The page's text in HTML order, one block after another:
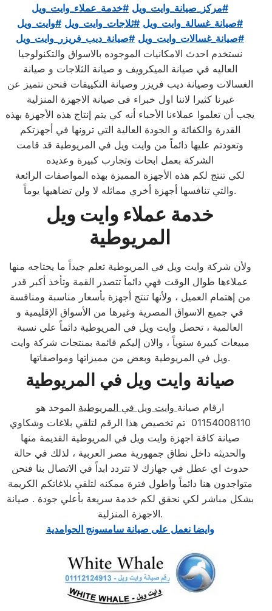
#مركز_صيانة_وايت_ويل #خدمة_عملاء_وايت_ويل
#صيانة_غسالة_وايت_ويل #ثلاجات_وايت_ويل #وايت_ويل
#صيانة_غسالات_وايت_ويل #صيانة_ديب_فريزر_وايت_ويل
نستخدم احدث الامكانيات الموجوده بالاسواق والتكنولوجيا
العاليه في صيانة الميكرويف و صيانة الثلاجات و صيانة
الغسالات وصيانة ديب فريزر وصيانة التكييفات فنحن نتميز عن
غيرنا كثيرا لاننا اول خبراء فى صيانة الاجهزة المنزلية
يجب أن تعلموا عملاءنا الأحباء أنه كي يتم إنتاج هذه الأجهزة بهذه
القدرة والكفائة و الجودة العالية التي ترونها في أجهزتكم
وتعودتم عليها دائماً من وايت ويل في المريوطية قد قامت
الشركة بعمل ابحاث وتجارب كبيرة وعديده
لكي تنتج لكم هذه الأجهزة المميزة بهذه المواصفات الرائعة
والتي تنافسها أجهزة أخري مماثله لا ولن تضاهيها يوماً.
خدمة عملاء وايت ويل
المريوطية
ولأن شركة وايت ويل في المريوطية تعلم جيداً ما يحتاجه منها
عملاءها طوال الوقت فهي دائماً تتصدر القمة وتأخذ أكبر قدر
من إهتمام العميل ، ولأنها تنتج أجهزة بأسعار مناسبة ومنافسة
في جميع الاسواق المصرية وغيرها من الأسواق الإقليمية و
العالمية ، تحصل وايت ويل في المريوطية دائماً علي نسبة
مبيعات كبيرة سنوياً ، والان إليكم قائمة بمنتجات شركة وايت
ويل في المريوطية وبعض من مميزاتها ومواصفاتها.
صيانة وايت ويل في المريوطية
ارقام صيانة وايت ويل في المريوطية الموحد هو
01154008110 تم تخصيص هذا الرقم لتلقي بلاغات وشكاوي
صيانة كافة اجهزة وايت ويل في المريوطية القديمة منها
والحديثه داخل نطاق جمهورية مصر العربية ، لذلك في حالة
حدوث اي عطل في جهازك لا تتردد ابداً في الاتصال بنا فنحن
متواجدون هنا دائماً واطول فترة ممكنه لتلقي بلاغاتكم الكريمة
بشكل مباشر لكي نحقق لكم خدمة سريعة بأعلي جودة . صيانة
الاجهزة المنزلية.
وايضا نعمل على صيانة سامسونج الحوامدية